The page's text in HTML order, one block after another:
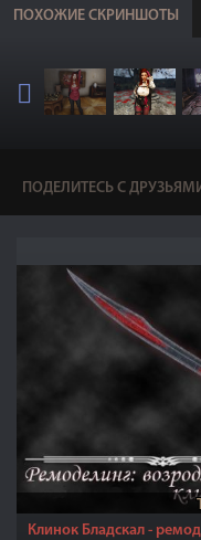
ПОХОЖИЕ СКРИНШОТЫ
ПОДЕЛИТЕСЬ С
Клинок Бладскал -